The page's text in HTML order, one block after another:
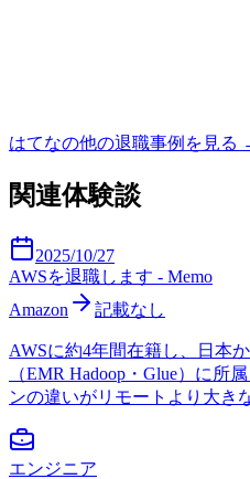
はてなの他の退職事例を見る
関連体験談
2025/10/27
AWSを退職します - Memo
Amazon
記載なし
AWSに約4年間在籍し、日本
（EMR Hadoop・Glue）に所
ンの違いがリモートより大き
エンジニア